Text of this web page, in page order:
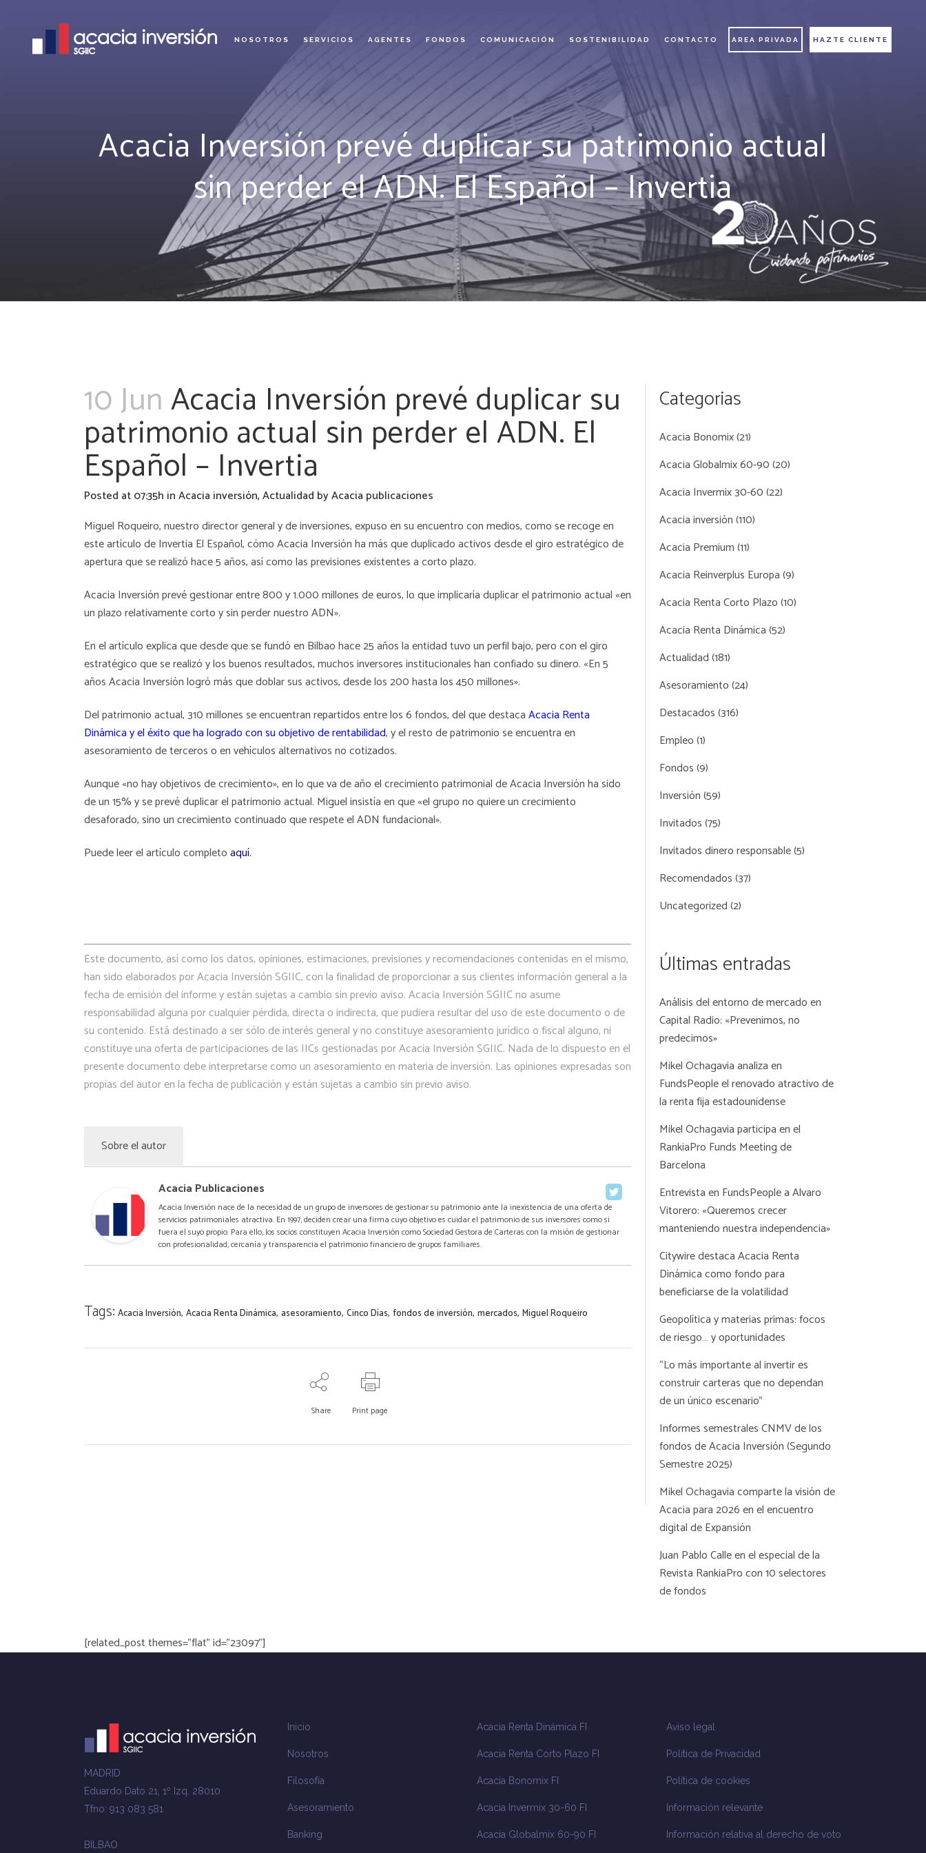
NOSOTROS SERVICIOS AGENTES FONDOS COMUNICACIÓN SOSTENIBILIDAD CONTACTO AREA PRIVADA HAZTE CLIENTE
Acacia Inversión prevé duplicar su patrimonio actual
sin perder el ADN. El Español – Invertia
10 JunAcacia Inversión prevé duplicar su
patrimonio actual sin perder el ADN. El
Español – Invertia
Posted at 07:35h inAcacia inversión,Actualidad byAcacia publicaciones
Miguel Roqueiro, nuestro director general y de inversiones, expuso en su encuentro con medios, como se recoge en
este artículo de Invertia El Español, cómo Acacia Inversión ha más que duplicado activos desde el giro estratégico de
apertura que se realizó hace 5 años, así como las previsiones existentes a corto plazo.
Acacia Inversión prevé gestionar entre 800 y 1.000 millones de euros, lo que implicaría duplicar el patrimonio actual «en
un plazo relativamente corto y sin perder nuestro ADN».
En el artículo explica que desde que se fundó en Bilbao hace 25 años la entidad tuvo un perfil bajo, pero con el giro
estratégico que se realizó y los buenos resultados, muchos inversores institucionales han confiado su dinero. «En 5
años Acacia Inversión logró más que doblar sus activos, desde los 200 hasta los 450 millones».
Del patrimonio actual, 310 millones se encuentran repartidos entre los 6 fondos, del que destacaAcacia Renta
Dinámica y el éxito que ha logrado con su objetivo de rentabilidad, y el resto de patrimonio se encuentra en
asesoramiento de terceros o en vehículos alternativos no cotizados.
Aunque «no hay objetivos de crecimiento», en lo que va de año el crecimiento patrimonial de Acacia Inversión ha sido
de un 15% y se prevé duplicar el patrimonio actual. Miguel insistía en que «el grupo no quiere un crecimiento
desaforado, sino un crecimiento continuado que respete el ADN fundacional».
Puede leer el artículo completoaquí.
Este documento, así como los datos, opiniones, estimaciones, previsiones y recomendaciones contenidas en el mismo,
han sido elaborados por Acacia Inversión SGIIC, con la finalidad de proporcionar a sus clientes información general a la
fecha de emisión del informe y están sujetas a cambio sin previo aviso. Acacia Inversión SGIIC no asume
responsabilidad alguna por cualquier pérdida, directa o indirecta, que pudiera resultar del uso de este documento o de
su contenido. Está destinado a ser sólo de interés general y no constituye asesoramiento jurídico o fiscal alguno, ni
constituye una oferta de participaciones de las IICs gestionadas por Acacia Inversión SGIIC. Nada de lo dispuesto en el
presente documento debe interpretarse como un asesoramiento en materia de inversión. Las opiniones expresadas son
propias del autor en la fecha de publicación y están sujetas a cambio sin previo aviso.
Sobre el autor
Acacia Publicaciones
Acacia Inversión nace de la necesidad de un grupo de inversores de gestionar su patrimonio ante la inexistencia de una oferta de
servicios patrimoniales atractiva. En 1997, deciden crear una firma cuyo objetivo es cuidar el patrimonio de sus inversores como si
fuera el suyo propio. Para ello, los socios constituyen Acacia Inversión como Sociedad Gestora de Carteras con la misión de gestionar
con profesionalidad, cercanía y transparencia el patrimonio financiero de grupos familiares.
Tags: Acacia Inversión, Acacia Renta Dinámica, asesoramiento, Cinco Días, fondos de inversión, mercados, Miguel Roqueiro
Share Print page
Categorias
Acacia Bonomix(21)
Acacia Globalmix 60-90(20)
Acacia Invermix 30-60(22)
Acacia inversión(110)
Acacia Premium(11)
Acacia Reinverplus Europa(9)
Acacia Renta Corto Plazo(10)
Acacia Renta Dinámica(52)
Actualidad(181)
Asesoramiento(24)
Destacados(316)
Empleo(1)
Fondos(9)
Inversión(59)
Invitados(75)
Invitados dinero responsable(5)
Recomendados(37)
Uncategorized(2)
Últimas entradas
Análisis del entorno de mercado en
Capital Radio: «Prevenimos, no
predecimos»
Mikel Ochagavia analiza en
FundsPeople el renovado atractivo de
la renta fija estadounidense
Mikel Ochagavia participa en el
RankiaPro Funds Meeting de
Barcelona
Entrevista en FundsPeople a Alvaro
Vitorero: «Queremos crecer
manteniendo nuestra independencia»
Citywire destaca Acacia Renta
Dinámica como fondo para
beneficiarse de la volatilidad
Geopolítica y materias primas: focos
de riesgo… y oportunidades
“Lo más importante al invertir es
construir carteras que no dependan
de un único escenario”
Informes semestrales CNMV de los
fondos de Acacia Inversión (Segundo
Semestre 2025)
Mikel Ochagavia comparte la visión de
Acacia para 2026 en el encuentro
digital de Expansión
Juan Pablo Calle en el especial de la
Revista RankiaPro con 10 selectores
de fondos
[related_post themes="flat" id="23097"]
MADRID
Eduardo Dato 21, 1º Izq. 28010
Tfno: 913 083 581
BILBAO
Inicio
Nosotros
Filosofía
Asesoramiento
Banking
Acacia Renta Dinámica FI
Acacia Renta Corto Plazo FI
Acacia Bonomix FI
Acacia Invermix 30-60 FI
Acacia Globalmix 60-90 FI
Aviso legal
Política de Privacidad
Política de cookies
Información relevante
Información relativa al derecho de voto